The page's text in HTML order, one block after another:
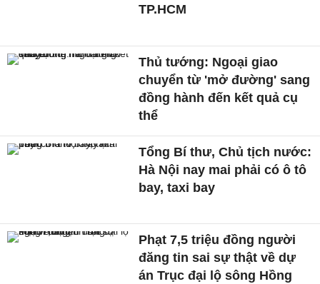
TP.HCM
Thủ tướng: Ngoại giao
chuyển từ 'mở đường' sang
đồng hành đến kết quả cụ
thể
Tổng Bí thư, Chủ tịch nước:
Hà Nội nay mai phải có ô tô
bay, taxi bay
Phạt 7,5 triệu đồng người
đăng tin sai sự thật về dự
án Trục đại lộ sông Hồng